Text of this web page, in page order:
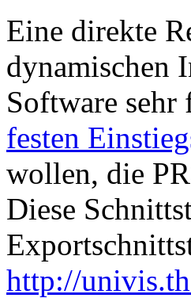
Eine direkte
dynamischen
Software
festen
wollen, die
Diese
http://